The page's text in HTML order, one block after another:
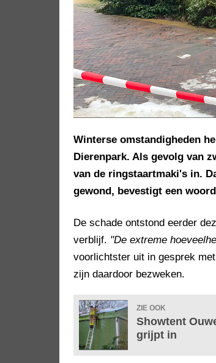
Winterse omstandigheden
Dierenpark. Als gevolg van
van de ringstaartmaki's in.
gewond, bevestigt een
De schade ontstond eerder
verblijf. "De extreme
voorlichtster uit in gesprek
zijn daardoor bezweken.
ZIE OOK
Showtent
grijpt in